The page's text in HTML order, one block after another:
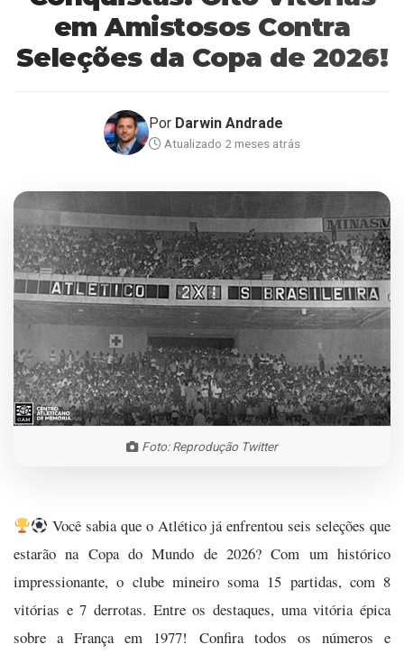
em Amistosos Contra
Seleções da Copa de 2026!
Por Darwin Andrade
Atualizado 2 meses atrás
Foto: Reprodução Twitter
Você sabia que o Atlético já enfrentou seis seleções que
estarão na Copa do Mundo de 2026? Com um histórico
impressionante, o clube mineiro soma 15 partidas, com 8
vitórias e 7 derrotas. Entre os destaques, uma vitória épica
sobre a França em 1977! Confira todos os números e